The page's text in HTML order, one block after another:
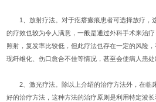
1、放射疗法。对于疙瘩瘢痕患者可选择放疗，
的疗效也较为令人满意，一般是通过外科手术来治
照射，复发率比较低，但此疗法也存在一定的风险
现纤维化、伤口愈合不佳等情况，甚至会使病人患处
2、激光疗法。除以上介绍的治疗方法外，在临
好的治疗方法，这种方法的治疗原则是利用特定波